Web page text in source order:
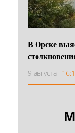
В Орске
9 августа